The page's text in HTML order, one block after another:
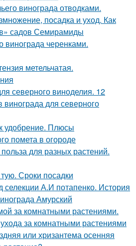
винограда отводками.
посадка и уход. Как
садов Семирамиды
винограда черенками.
метельчатая.
северного виноделия. 12
для северного
удобрение. Плюсы
помета в огороде
для разных растений.
Сроки посадки
селекции А.И потапенко. История
Амурский
за комнатными растениями.
за комнатными растениями
или хризантема осенняя